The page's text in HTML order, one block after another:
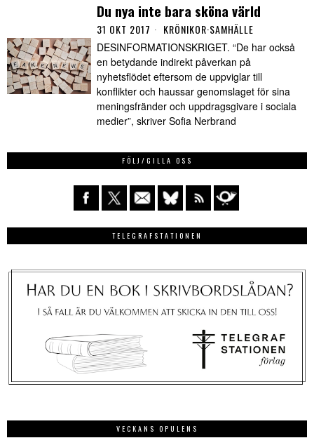
Du nya inte bara sköna värld
31 OKT 2017 KRÖNIKOR·SAMHÄLLE
DESINFORMATIONSKRIGET. “De har också
en betydande indirekt påverkan på
nyhetsflödet eftersom de uppviglar till
konflikter och haussar genomslaget för sina
meningsfränder och uppdragsgivare i sociala
medier”, skriver Sofia Nerbrand
FÖLJ/GILLA OSS
TELEGRAFSTATIONEN
VECKANS OPULENS